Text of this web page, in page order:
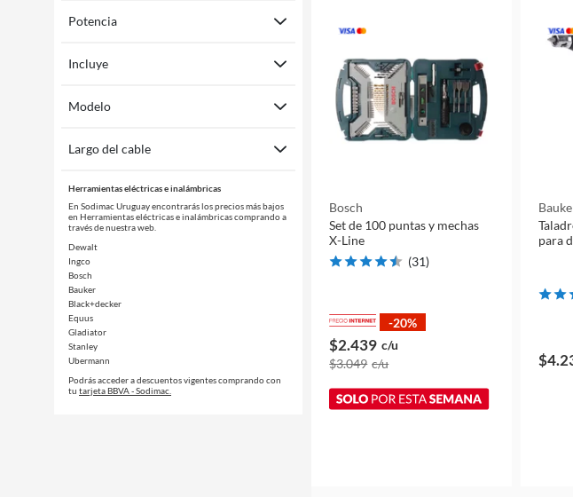
Potencia
Incluye
Modelo
Largo del cable
Herramientas eléctricas e inalámbricas
En Sodimac Uruguay encontrarás los precios más bajos
en Herramientas eléctricas e inalámbricas comprando a
través de nuestra web.
Dewalt
Ingco
Bosch
Bauker
Black+decker
Equus
Gladiator
Stanley
Ubermann
Podrás acceder a descuentos vigentes comprando con
tu tarjeta BBVA - Sodimac.
Bosch
Set de 100 puntas y mechas
X-Line
(31)
-20%
$2.439 c/u
$3.049 c/u
para